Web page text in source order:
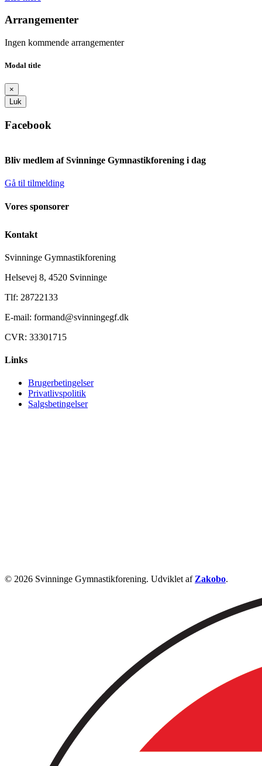
Arrangementer
Ingen kommende arrangementer
Modal title
×
Luk
Facebook
Bliv medlem af Svinninge Gymnastikforening i dag
Gå til tilmelding
Vores sponsorer
Kontakt
Svinninge Gymnastikforening
Helsevej 8, 4520 Svinninge
Tlf: 28722133
E-mail: formand@svinningegf.dk
CVR: 33301715
Links
Brugerbetingelser
Privatlivspolitik
Salgsbetingelser
© 2026 Svinninge Gymnastikforening. Udviklet af Zakobo.